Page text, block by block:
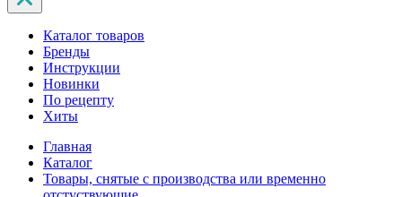
Каталог товаров
Бренды
Инструкции
Новинки
По рецепту
Хиты
Главная
Каталог
Товары, снятые с производства или временно